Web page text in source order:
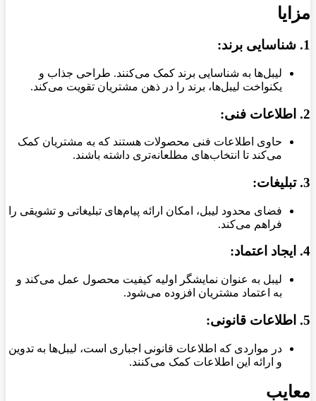
مزایا
1. شناسایی برند:
لیبل‌ها به شناسایی برند کمک می‌کنند. طراحی جذاب و
یکنواخت لیبل‌ها، برند را در ذهن مشتریان تقویت می‌کند.
2. اطلاعات فنی:
حاوی اطلاعات فنی محصولات هستند که به مشتریان کمک
می‌کند تا انتخاب‌های مطلعانه‌تری داشته باشند.
3. تبلیغات:
فضای محدود لیبل، امکان ارائه پیام‌های تبلیغاتی و تشویقی را
فراهم می‌کند.
4. ایجاد اعتماد:
لیبل به عنوان نمایشگر اولیه کیفیت محصول عمل می‌کند و
به اعتماد مشتریان افزوده می‌شود.
5. اطلاعات قانونی:
در مواردی که اطلاعات قانونی اجباری است، لیبل‌ها به تدوین
و ارائه این اطلاعات کمک می‌کنند.
معایب